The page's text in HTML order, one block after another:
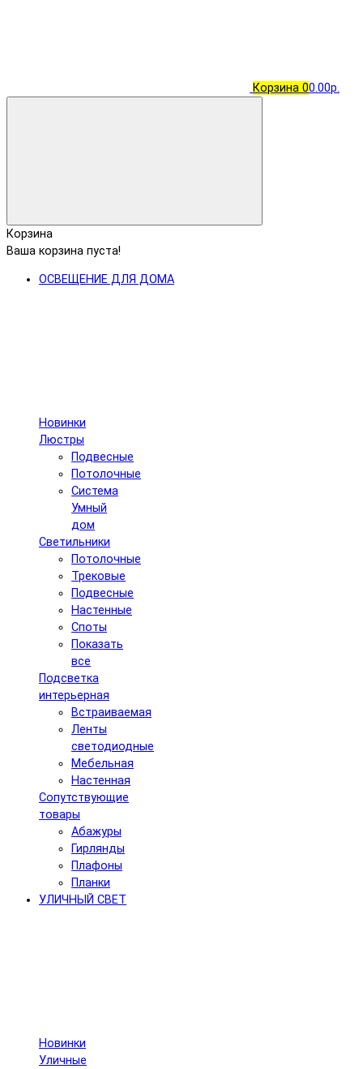
Корзина 00.00р.
Корзина
Ваша корзина пуста!
ОСВЕЩЕНИЕ ДЛЯ ДОМА
Новинки
Люстры
Подвесные
Потолочные
Система
Умный
дом
Светильники
Потолочные
Трековые
Подвесные
Настенные
Споты
Показать
все
Подсветка
интерьерная
Встраиваемая
Ленты
светодиодные
Мебельная
Настенная
Сопутствующие
товары
Абажуры
Гирлянды
Плафоны
Планки
УЛИЧНЫЙ СВЕТ
Новинки
Уличные